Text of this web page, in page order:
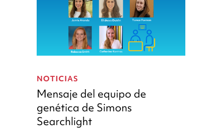
del
equipo
de
genética
de
NOTICIAS
Mensaje del equipo de
genética de Simons
Searchlight